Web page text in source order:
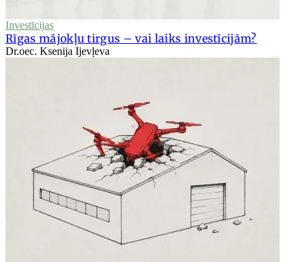
Investīcijas
Rīgas mājokļu tirgus – vai laiks investīcijām?
Dr.oec. Ksenija Ijevļeva